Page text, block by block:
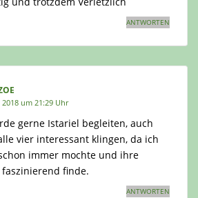
ANTWORTEN
2018 um 21:29 Uhr
gerne Istariel begleiten, auch
vier interessant klingen, da ich
immer mochte und ihre
faszinierend finde.
ANTWORTEN